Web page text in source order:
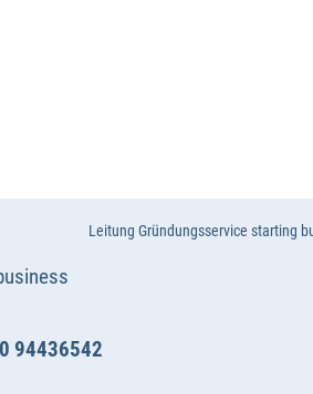
Leitung Gründungsservice starting
94436542